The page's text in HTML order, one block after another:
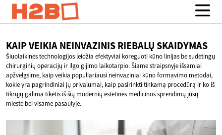
KAIP VEIKIA NEINVAZINISRIEBALŲ SKAIDYMAS
Šiuolaikinės technologijos leidžia efektyviai koreguoti kūno linijas be sudėtingų
chirurginių operacijų ir ilgo gijimo laikotarpio. Šiame straipsnyje išsamiai
apžvelgsime, kaip veikia populiariausi neinvaziniai kūno formavimo metodai,
kokie yra pagrindiniai jų privalumai, kaip pasirinkti tinkamą procedūrą ir ko iš
tikrųjų galima tikėtis iš šių modernių estetinės medicinos sprendimų jūsų
mieste bei visame pasaulyje.